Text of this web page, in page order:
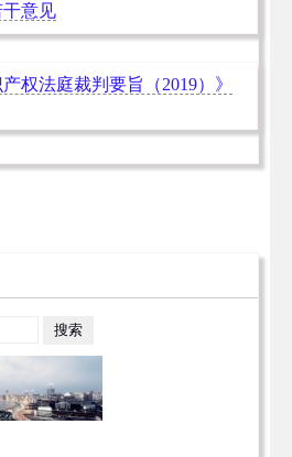
意见
权法庭裁判要旨（2019）》